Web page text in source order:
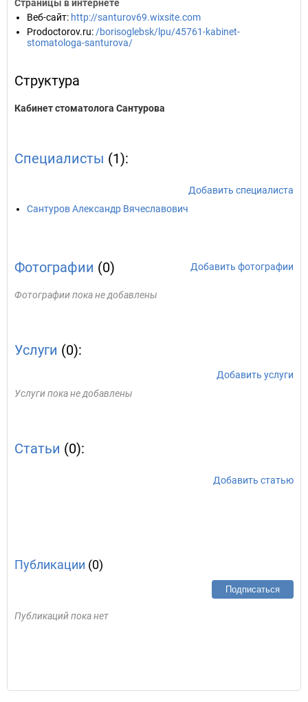
Страницы в интернете
Веб-сайт: http://santurov69.wixsite.com
Prodoctorov.ru: /borisoglebsk/lpu/45761-kabinet-
stomatologa-santurova/
Структура
Кабинет стоматолога Сантурова
Специалисты (1):
Добавить специалиста
Сантуров Александр Вячеславович
Фотографии (0) Добавить фотографии
Фотографии пока не добавлены
Услуги (0):
Добавить услуги
Услуги пока не добавлены
Статьи (0):
Добавить статью
Публикации (0)
Подписаться
Публикаций пока нет